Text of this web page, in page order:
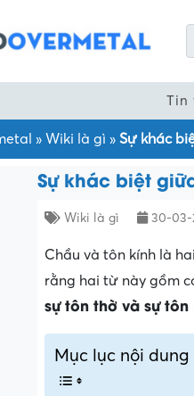
Tin
» Wiki là gì » Sự khác
Sự khác biệt
Wiki là gì 30-03-
Chầu và tôn kính là
rằng hai từ này gồm
sự tôn thờ và sự tôn
Mục lục nội dung